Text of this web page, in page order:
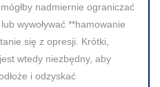
nadmiernie ograniczać
wywoływać **hamowanie
się z opresji. Krótki,
wtedy niezbędny, aby
i odzyskać